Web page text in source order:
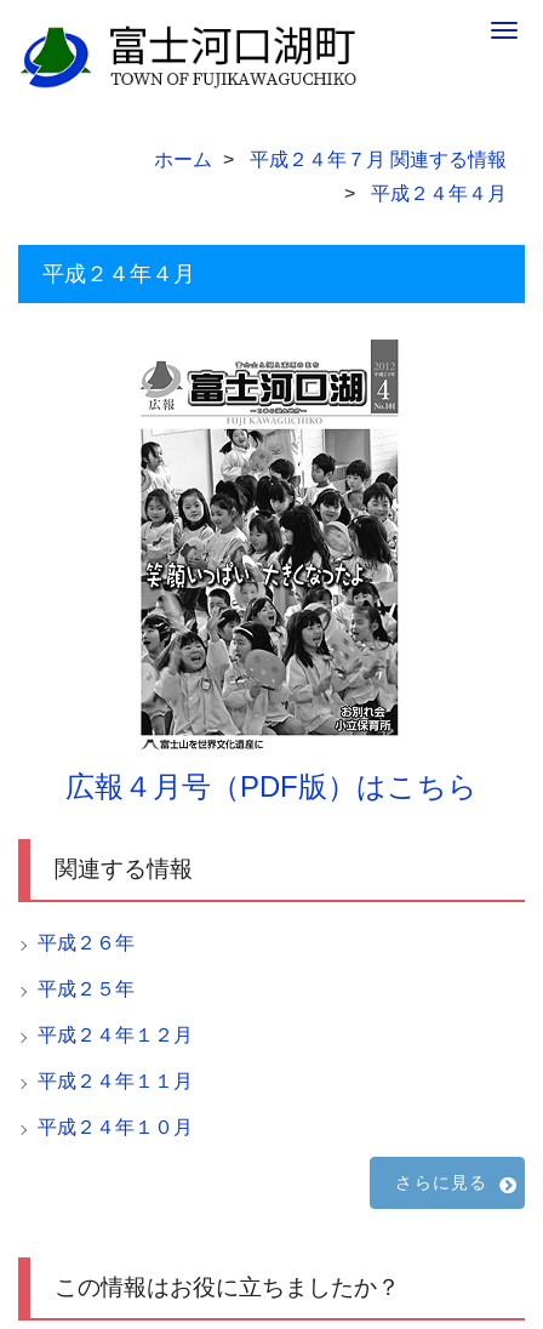
ホーム
平成２４年７月 関連する情報
平成２４年４月
平成２４年４月
広報４月号（PDF版）はこちら
関連する情報
平成２６年
平成２５年
平成２４年１２月
平成２４年１１月
平成２４年１０月
さらに見る
この情報はお役に立ちましたか？